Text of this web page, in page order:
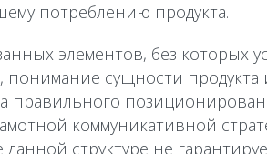
потреблению продукта.
элементов, без которых
сущности продукта
правильного
коммуникативной
структуре не